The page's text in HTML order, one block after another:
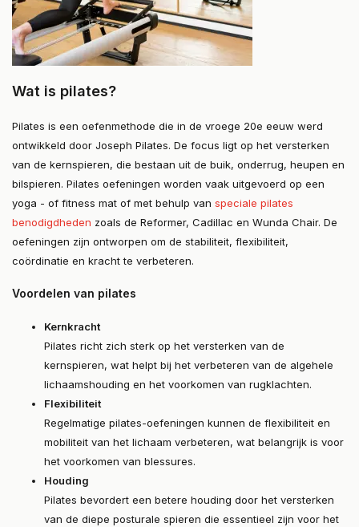
Wat is pilates?
Pilates is een oefenmethode die in de vroege 20e eeuw werd
ontwikkeld door Joseph Pilates. De focus ligt op het versterken
van de kernspieren, die bestaan uit de buik, onderrug, heupen en
bilspieren. Pilates oefeningen worden vaak uitgevoerd op een
yoga - of fitness mat of met behulp van speciale pilates
benodigdheden zoals de Reformer, Cadillac en Wunda Chair. De
oefeningen zijn ontworpen om de stabiliteit, flexibiliteit,
coördinatie en kracht te verbeteren.
Voordelen van pilates
Kernkracht
Pilates richt zich sterk op het versterken van de
kernspieren, wat helpt bij het verbeteren van de algehele
lichaamshouding en het voorkomen van rugklachten.
Flexibiliteit
Regelmatige pilates-oefeningen kunnen de flexibiliteit en
mobiliteit van het lichaam verbeteren, wat belangrijk is voor
het voorkomen van blessures.
Houding
Pilates bevordert een betere houding door het versterken
van de diepe posturale spieren die essentieel zijn voor het